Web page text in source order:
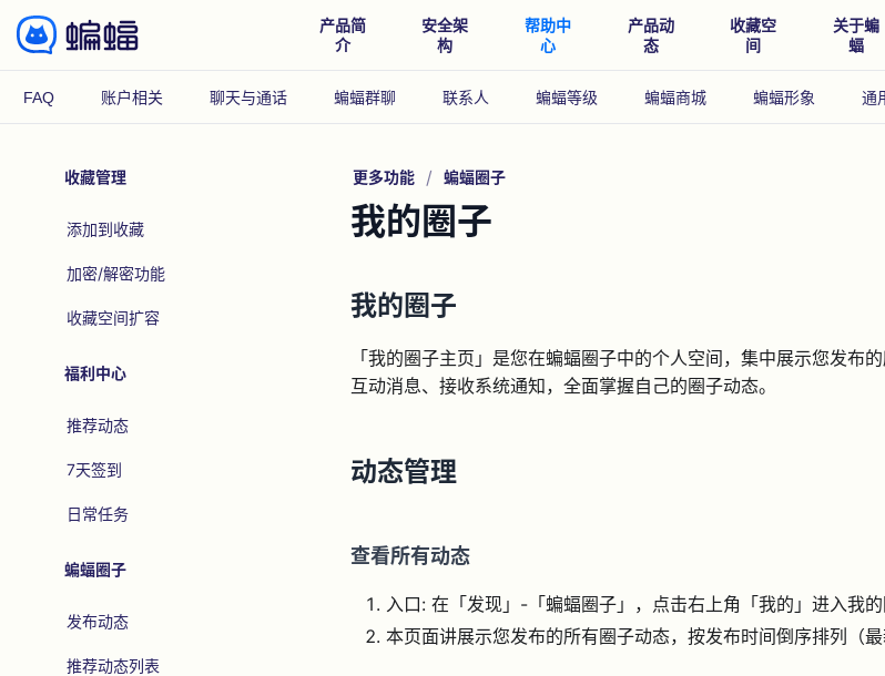
产品简
介
安全架
构
帮助中
心
产品动
态
收藏空
间
关于蝙
蝠
FAQ 账户相关 聊天与通话 蝙蝠群聊 联系人 蝙蝠等级 蝙蝠商城 蝙蝠形象 通
收藏管理
添加到收藏
加密/解密功能
收藏空间扩容
福利中心
推荐动态
7天签到
日常任务
蝙蝠圈子
发布动态
推荐动态列表
更多功能 蝙蝠圈子
我的圈子
我的圈子
「我的圈子主页」是您在蝙蝠圈子中的个人空间，集中展示您发布
互动消息、接收系统通知，全面掌握自己的圈子动态。
动态管理
查看所有动态
入口: 在「发现」-「蝙蝠圈子」，点击右上角「我的」进入我的
本页面讲展示您发布的所有圈子动态，按发布时间倒序排列（最